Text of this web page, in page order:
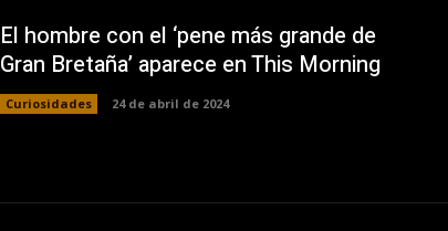
El hombre con el ‘pene más grande de
Gran Bretaña’ aparece en This Morning
Curiosidades 24 de abril de 2024